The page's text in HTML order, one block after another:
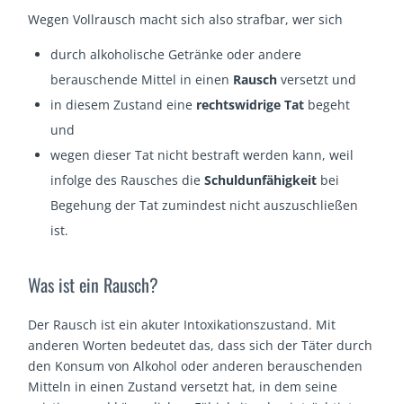
Wegen Vollrausch macht sich also strafbar, wer sich
durch alkoholische Getränke oder andere
berauschende Mittel in einen Rausch versetzt und
in diesem Zustand eine rechtswidrige Tat begeht
und
wegen dieser Tat nicht bestraft werden kann, weil
infolge des Rausches dieSchuldunfähigkeit bei
Begehung der Tat zumindest nicht auszuschließen
ist.
Was ist ein Rausch?
Der Rausch ist ein akuter Intoxikationszustand. Mit
anderen Worten bedeutet das, dass sich der Täter durch
den Konsum von Alkohol oder anderen berauschenden
Mitteln in einen Zustand versetzt hat, in dem seine